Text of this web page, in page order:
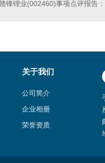
关于我们
公司简介
企业相册
荣誉资质